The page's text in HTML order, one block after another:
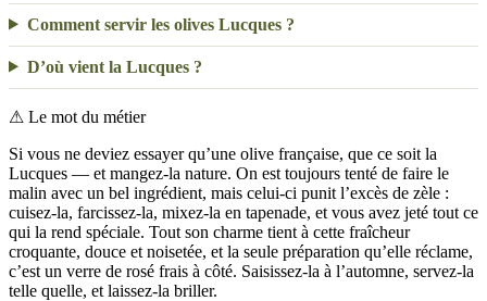
Comment servir les olives Lucques ?
D’où vient la Lucques ?
⚠ Le mot du métier
Si vous ne deviez essayer qu’une olive française, que ce soit la
Lucques — et mangez-la nature. On est toujours tenté de faire le
malin avec un bel ingrédient, mais celui-ci punit l’excès de zèle :
cuisez-la, farcissez-la, mixez-la en tapenade, et vous avez jeté tout ce
qui la rend spéciale. Tout son charme tient à cette fraîcheur
croquante, douce et noisetée, et la seule préparation qu’elle réclame,
c’est un verre de rosé frais à côté. Saisissez-la à l’automne, servez-la
telle quelle, et laissez-la briller.